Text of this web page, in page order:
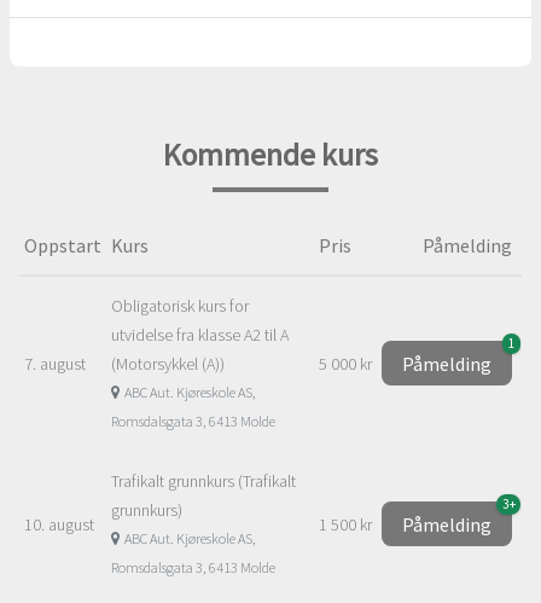
Kommende kurs
Oppstart Kurs Pris Påmelding
7. august
Obligatorisk kurs for
utvidelse fra klasse A2 til A
(Motorsykkel (A))
ABC Aut. Kjøreskole AS,
Romsdalsgata 3, 6413 Molde
5 000 kr Påmelding
1
10. august
Trafikalt grunnkurs (Trafikalt
grunnkurs)
ABC Aut. Kjøreskole AS,
Romsdalsgata 3, 6413 Molde
1 500 kr Påmelding
3+